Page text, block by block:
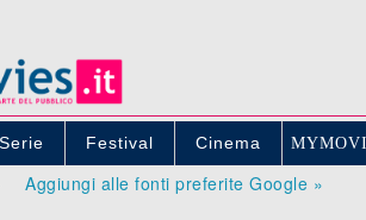
Serie Festival Cinema
Aggiungi alle fonti preferite Google »